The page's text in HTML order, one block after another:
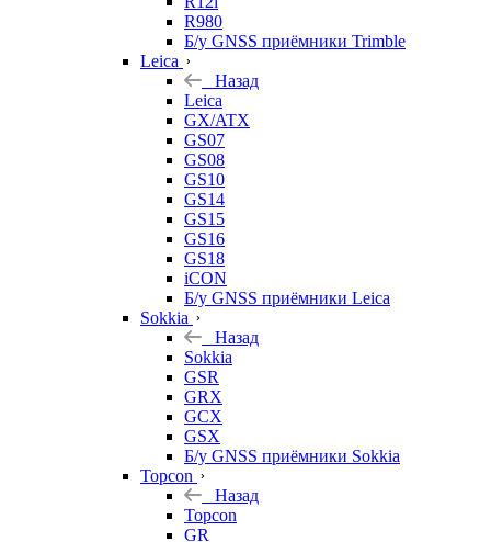
R980
Б/у GNSS приёмники Trimble
Leica
Назад
Leica
GX/ATX
GS07
GS08
GS10
GS14
GS15
GS16
GS18
iCON
Б/у GNSS приёмники Leica
Sokkia
Назад
Sokkia
GSR
GRX
GCX
GSX
Б/у GNSS приёмники Sokkia
Topcon
Назад
Topcon
GR